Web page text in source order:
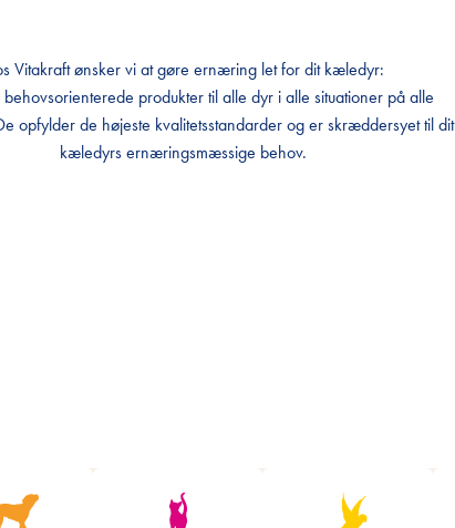
Vitakraft ønsker vi at gøre ernæring let for dit kæledyr:
produkter til alle dyr i alle situationer på alle
opfylder de højeste kvalitetsstandarder og er skræddersyet til dit
kæledyrs ernæringsmæssige behov.
Vitakraft ønsker vi at gøre ernæring let for dit kæledyr:
produkter til alle dyr i alle situationer på alle
opfylder de højeste kvalitetsstandarder og er skræddersyet til dit
kæledyrs ernæringsmæssige behov.